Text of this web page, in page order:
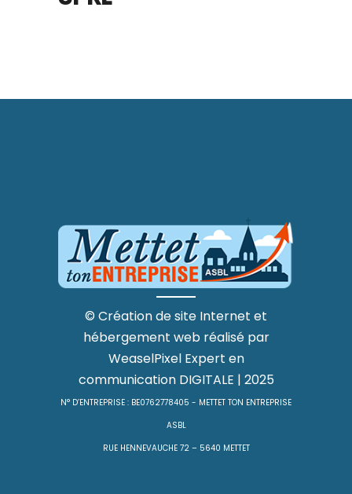
© Création de site Internet et
hébergement webréalisé par
WeaselPixel Expert en
communication DIGITALE | 2025
N° D’ENTREPRISE : BE0762778405 - METTET TON ENTREPRISE
ASBL
RUE HENNEVAUCHE 72 – 5640 METTET